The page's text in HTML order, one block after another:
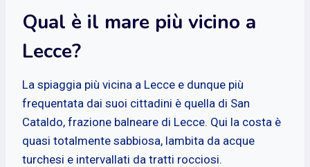
Qual è il mare più vicino a
Lecce?
La spiaggia più vicina a Lecce e dunque più
frequentata dai suoi cittadini è quella di San
Cataldo, frazione balneare di Lecce. Qui la costa è
quasi totalmente sabbiosa, lambita da acque
turchesi e intervallati da tratti rocciosi.